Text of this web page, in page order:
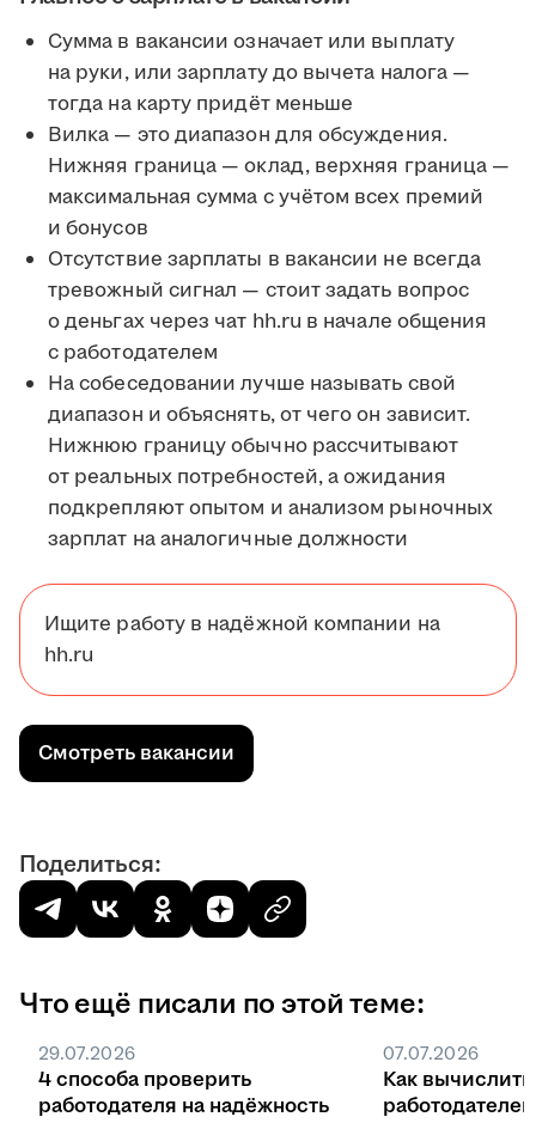
Сумма в вакансии означает или выплату
на руки, или зарплату до вычета налога —
тогда на карту придёт меньше
Вилка — это диапазон для обсуждения.
Нижняя граница — оклад, верхняя граница —
максимальная сумма с учётом всех премий
и бонусов
Отсутствие зарплаты в вакансии не всегда
тревожный сигнал — стоит задать вопрос
о деньгах через чат hh.ru в начале общения
с работодателем
На собеседовании лучше называть свой
диапазон и объяснять, от чего он зависит.
Нижнюю границу обычно рассчитывают
от реальных потребностей, а ожидания
подкрепляют опытом и анализом рыночных
зарплат на аналогичные должности
Ищите работу в надёжной компании на
hh.ru
Смотреть вакансии
Поделиться:
Что ещё писали по этой теме:
29.07.2026
4 способа проверить
работодателя на надёжность
07.07.2026
Как вычислить